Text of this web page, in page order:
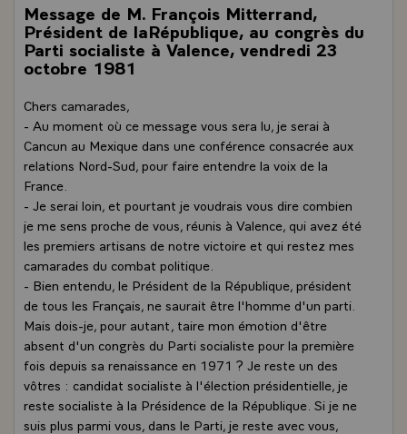
Message de M. François Mitterrand,
Président de laRépublique, au congrès du
Parti socialiste à Valence, vendredi 23
octobre 1981
Chers camarades,
- Au moment où ce message vous sera lu, je serai à
Cancun au Mexique dans une conférence consacrée aux
relations Nord-Sud, pour faire entendre la voix de la
France.
- Je serai loin, et pourtant je voudrais vous dire combien
je me sens proche de vous, réunis à Valence, qui avez été
les premiers artisans de notre victoire et qui restez mes
camarades du combat politique.
- Bien entendu, le Président de la République, président
de tous les Français, ne saurait être l'homme d'un parti.
Mais dois-je, pour autant, taire mon émotion d'être
absent d'un congrès du Parti socialiste pour la première
fois depuis sa renaissance en 1971 ? Je reste un des
vôtres : candidat socialiste à l'élection présidentielle, je
reste socialiste à la Présidence de la République. Si je ne
suis plus parmi vous, dans le Parti, je reste avec vous,